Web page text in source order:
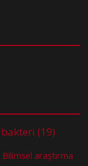
bakteri (19)
Bilimsel araştırma